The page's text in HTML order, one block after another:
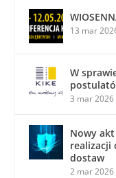
13 mar
W
3 mar 2026
Nowy
realizacji
dostaw
2 mar 2026